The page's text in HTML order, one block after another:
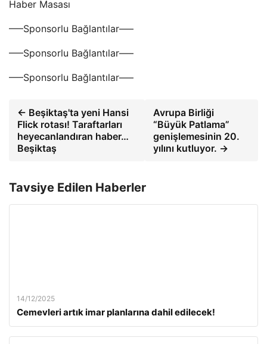
Haber Masası
—–Sponsorlu Bağlantılar—–
—–Sponsorlu Bağlantılar—–
—–Sponsorlu Bağlantılar—–
← Beşiktaş'ta yeni Hansi
Flick rotası! Taraftarları
heyecanlandıran haber…
Beşiktaş
Avrupa Birliği
“Büyük Patlama”
genişlemesinin 20.
yılını kutluyor. →
Tavsiye Edilen Haberler
14/12/2025
Cemevleri artık imar planlarına dahil edilecek!